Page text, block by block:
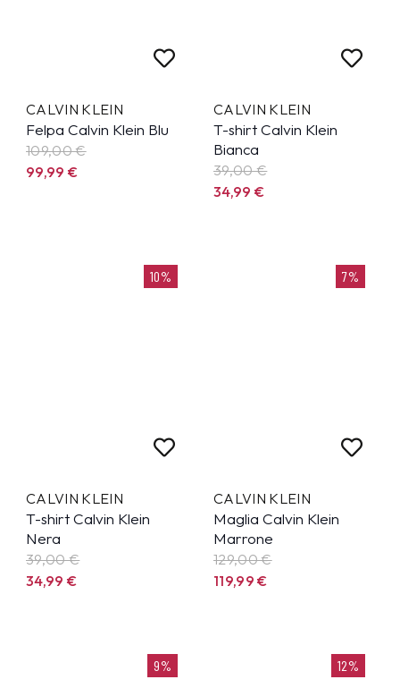
CALVIN KLEIN
Felpa Calvin Klein Blu
109,00 €
99,99€
CALVIN KLEIN
T-shirt Calvin Klein
Bianca
39,00 €
34,99€
10%
CALVIN KLEIN
T-shirt Calvin Klein
Nera
39,00 €
34,99€
7%
CALVIN KLEIN
Maglia Calvin Klein
Marrone
129,00 €
119,99€
9% 12%